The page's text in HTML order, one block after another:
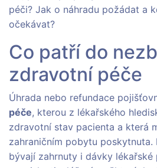
péči? Jak o náhradu požádat a
očekávat?
Co patří do
zdravotní péče
Úhrada nebo refundace
péče, kterou z lékařského
zdravotní stav pacienta a která
zahraničním pobytu poskytnuta.
bývají zahrnuty i dávky